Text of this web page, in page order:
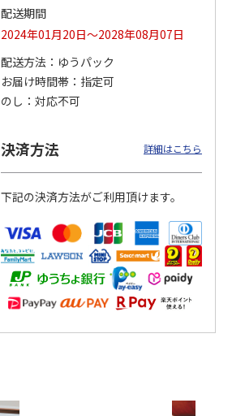
コーデュロイ生地ラ
ンチバッグ ハロー
キティ KCOB2
2,200円
(送料別・税込)
4,510円
(送料別・税込)
配送期間
2024年01月20日～2028年08月07日
配送方法
ゆうパック
お届け時間帯
指定可
のし
対応不可
決済方法 詳細はこちら
下記の決済方法がご利用頂けます。